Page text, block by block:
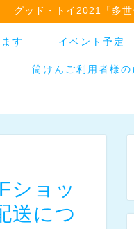
ッド・トイ2021「多世
す イベント予定
筒けんご利用者様の
ショッ
送につ